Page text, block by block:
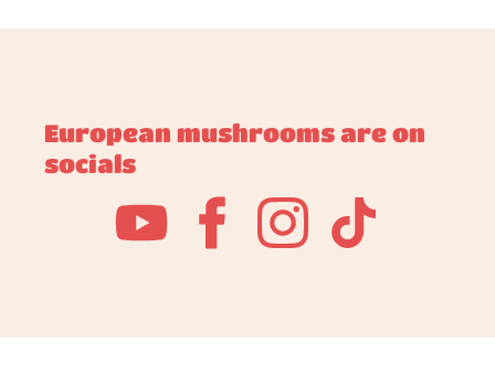
European mushrooms are on
socials